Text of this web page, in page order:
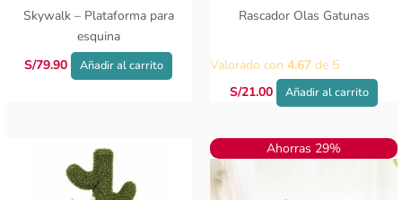
Skywalk – Plataforma para
esquina
S/79.90 Añadir al carrito
Rascador Olas Gatunas
Valorado con 4.67 de 5
S/21.00 Añadir al carrito
Ahorras 29%
El
precio
El
precio